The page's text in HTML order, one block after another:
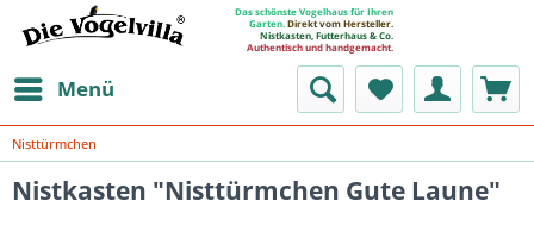
Das schönste Vogelhaus für Ihren
Garten. Direkt vom Hersteller.
Nistkasten, Futterhaus & Co.
Authentisch und handgemacht.
Menü
Nisttürmchen
Nistkasten "Nisttürmchen Gute Laune"